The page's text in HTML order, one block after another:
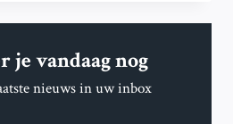
je vandaag nog
nieuws in uw inbox